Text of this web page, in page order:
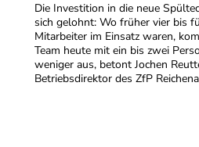
Die Investition in die neue
sich gelohnt: Wo früher vier bis
Mitarbeiter im Einsatz waren,
Team heute mit ein bis zwei
weniger aus, betont Jochen
Betriebsdirektor des ZfP